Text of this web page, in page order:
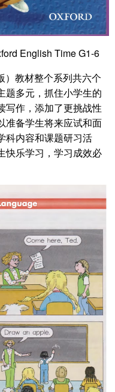
）教材整个系列共六个
题多元，抓住小学生的
写作，添加了更挑战性
准备学生将来应试和面
科内容和课题研习活
快乐学习，学习成效必